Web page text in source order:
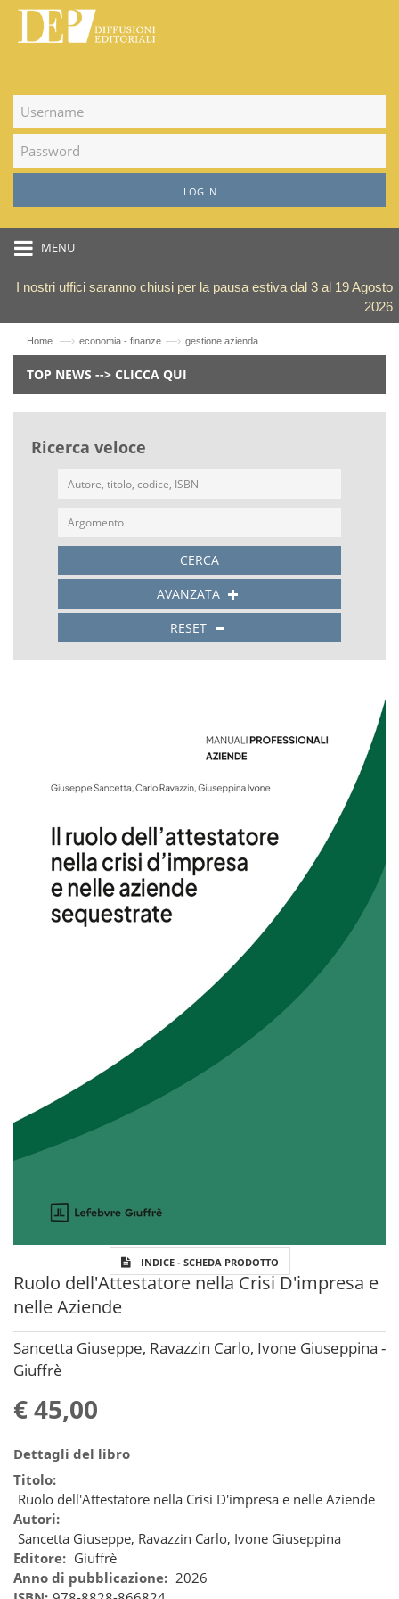
LOG IN
MENU
I nostri uffici saranno chiusi per la pausa estiva dal 3 al 19 Agosto
2026
Home —› economia - finanze —› gestione azienda
TOP NEWS --> CLICCA QUI
Ricerca veloce
CERCA
AVANZATA
RESET
INDICE - SCHEDA PRODOTTO
Ruolo dell'Attestatore nella Crisi D'impresa e
nelle Aziende
Sancetta Giuseppe, Ravazzin Carlo, Ivone Giuseppina -
Giuffrè
€ 45,00
Dettagli del libro
Titolo:
Ruolo dell'Attestatore nella Crisi D'impresa e nelle Aziende
Autori:
Sancetta Giuseppe, Ravazzin Carlo, Ivone Giuseppina
Editore: Giuffrè
Anno di pubblicazione: 2026